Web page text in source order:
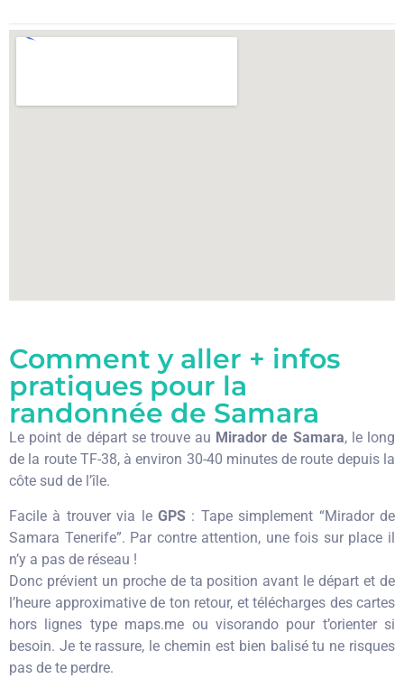
Comment y aller + infos
pratiques pour la
randonnée de Samara
Le point de départ se trouve au Mirador de Samara, le long
de la route TF-38, à environ 30-40 minutes de route depuis la
côte sud de l’île.
Facile à trouver via le GPS : Tape simplement “Mirador de
Samara Tenerife”. Par contre attention, une fois sur place il
n’y a pas de réseau !
Donc prévient un proche de ta position avant le départ et de
l’heure approximative de ton retour, et télécharges des cartes
hors lignes type maps.me ou visorando pour t’orienter si
besoin. Je te rassure, le chemin est bien balisé tu ne risques
pas de te perdre.